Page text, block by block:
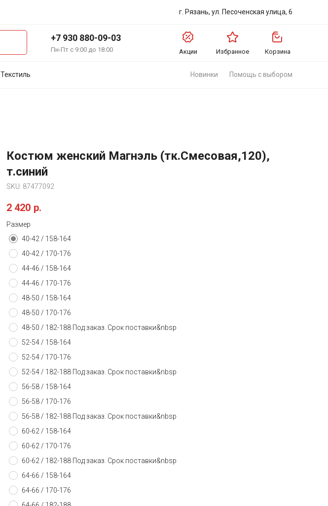
г. Рязань, ул. Песоченская улица, 6
+7 930 880-09-03
Пн-Пт с 9:00 до 18:00 Акции Избранное Корзина
Помощь с выбором
Новинки
Текстиль
Костюм женский Магнэль (тк.Смесовая,120),
т.синий
SKU: 87477092
2 420 р.
Размер
40-42 / 158-164
40-42 / 170-176
44-46 / 158-164
44-46 / 170-176
48-50 / 158-164
48-50 / 170-176
48-50 / 182-188 Под заказ. Срок поставки&nbsp
52-54 / 158-164
52-54 / 170-176
52-54 / 182-188 Под заказ. Срок поставки&nbsp
56-58 / 158-164
56-58 / 170-176
56-58 / 182-188 Под заказ. Срок поставки&nbsp
60-62 / 158-164
60-62 / 170-176
60-62 / 182-188 Под заказ. Срок поставки&nbsp
64-66 / 158-164
64-66 / 170-176